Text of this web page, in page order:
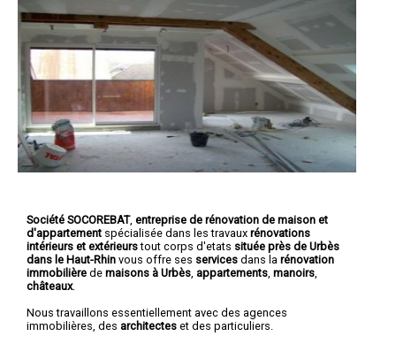
Société SOCOREBAT, entreprise de rénovation de maison et
d'appartement spécialisée dans les travaux rénovations
intérieurs et extérieurstout corps d'etats située près de Urbès
dans le Haut-Rhin vous offre ses services dans la rénovation
immobilière de maisons à Urbès appartements manoirs
châteaux.
Nous travaillons essentiellement avec des agences
immobilières, des architectes et des particuliers.